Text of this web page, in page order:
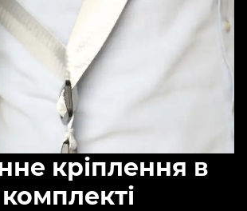
кріплення в
комплекті